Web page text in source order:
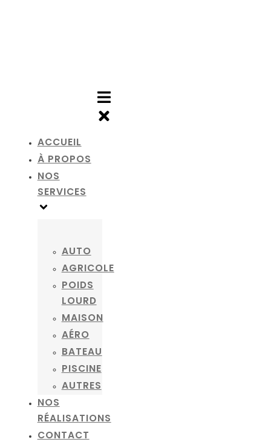
ACCUEIL
À PROPOS
NOS
SERVICES
AUTO
AGRICOLE
POIDS
LOURD
MAISON
AÉRO
BATEAU
PISCINE
AUTRES
NOS
RÉALISATIONS
CONTACT